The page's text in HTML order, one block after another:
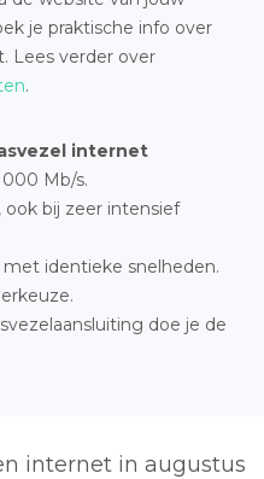
je praktische info over
Lees verder over
.
internet
Mb/s.
bij zeer intensief
identieke snelheden.
doe je de
internet in augustus